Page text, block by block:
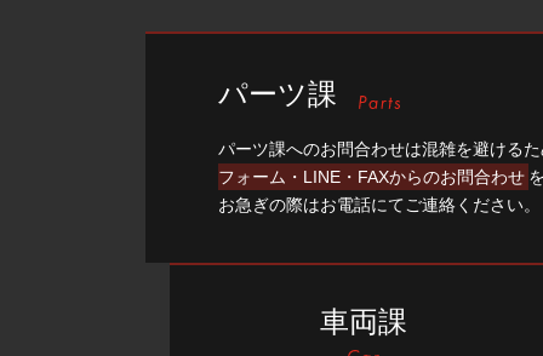
パーツ課
パーツ課へのお問合わせは混雑を避ける
フォーム・LINE・FAXからのお問合わせ
お急ぎの際はお電話にてご連絡ください。
車両課